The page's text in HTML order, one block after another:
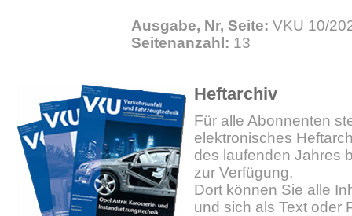
Ausgabe, Nr, Seite: VKU 10/
Seitenanzahl: 13
Heftarchiv
Für alle Abonnenten
elektronisches
des laufenden Jahres
zur Verfügung.
Dort können Sie alle
und sich als Text oder